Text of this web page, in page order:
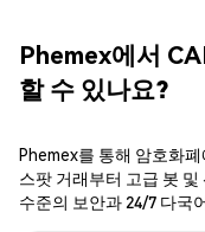
Phemex에서
할 수 있나요?
Phemex를 통해 암호화
스팟 거래부터 고급 봇
수준의 보안과 24/7 다국